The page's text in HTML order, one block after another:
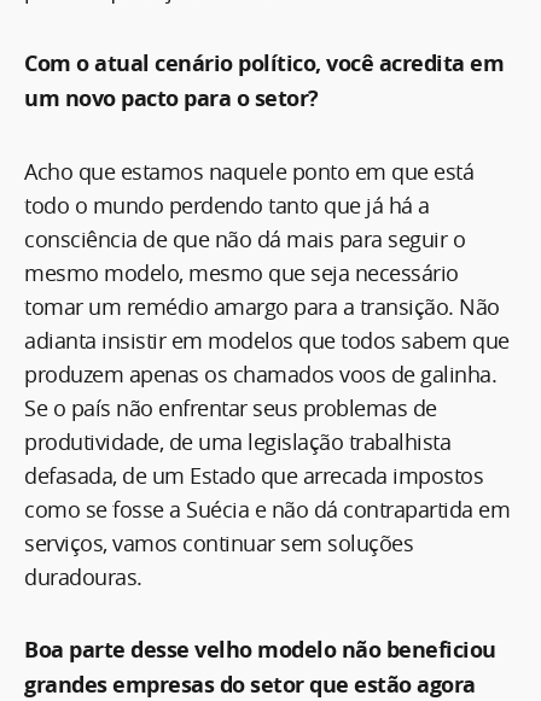
Com o atual cenário político, você acredita em
um novo pacto para o setor?
Acho que estamos naquele ponto em que está
todo o mundo perdendo tanto que já há a
consciência de que não dá mais para seguir o
mesmo modelo, mesmo que seja necessário
tomar um remédio amargo para a transição. Não
adianta insistir em modelos que todos sabem que
produzem apenas os chamados voos de galinha.
Se o país não enfrentar seus problemas de
produtividade, de uma legislação trabalhista
defasada, de um Estado que arrecada impostos
como se fosse a Suécia e não dá contrapartida em
serviços, vamos continuar sem soluções
duradouras.
Boa parte desse velho modelo não beneficiou
grandes empresas do setor que estão agora